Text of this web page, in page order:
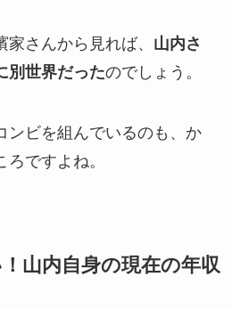
さんから見れば、 山内さ
別世界だったのでしょう。
ンビを組んでいるのも、か
ですよね。
山内自身の現在の年収